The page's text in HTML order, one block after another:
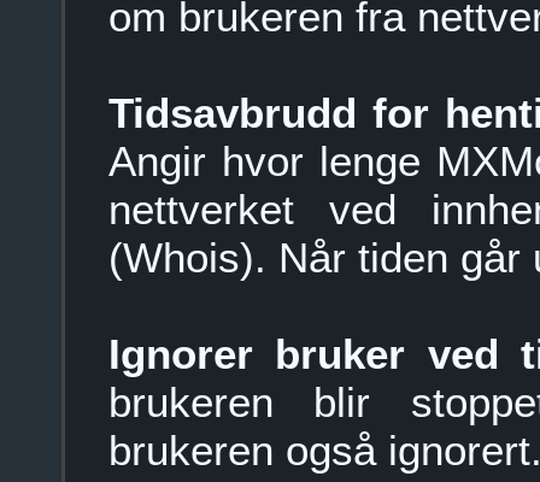
om brukeren fra
Tidsavbrudd for
Angir hvor lenge
nettverket ved
(Whois). Når tiden
Ignorer bruker ved
brukeren blir
brukeren også